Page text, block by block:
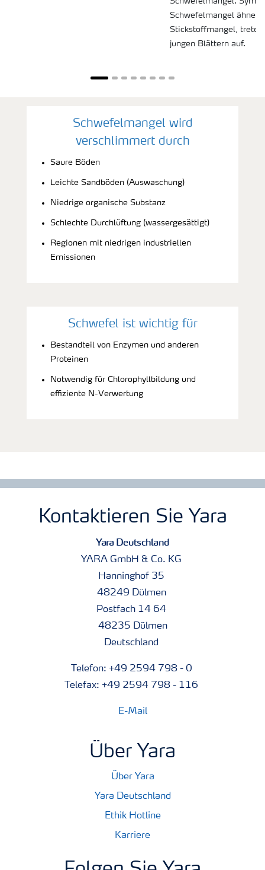
Schwefelmangel ähneln
Stickstoffmangel, treten
jungen Blättern auf.
Schwefelmangel wird
verschlimmert durch
Saure Böden
Leichte Sandböden (Auswaschung)
Niedrige organische Substanz
Schlechte Durchlüftung (wassergesättigt)
Regionen mit niedrigen industriellen
Emissionen
Schwefel ist wichtig für
Bestandteil von Enzymen und anderen
Proteinen
Notwendig für Chlorophyllbildung und
effiziente N-Verwertung
Kontaktieren Sie Yara
Yara Deutschland
YARA GmbH & Co. KG
Hanninghof 35
48249 Dülmen
Postfach 14 64
48235 Dülmen
Deutschland
Telefon: +49 2594 798 - 0
Telefax: +49 2594 798 - 116
E-Mail
Über Yara
Über Yara
Yara Deutschland
Ethik Hotline
Karriere